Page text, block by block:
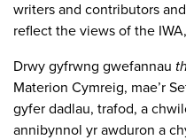
writers and contributors
reflect the views of the
Drwy gyfrwng gwefannau
Materion Cymreig, mae’r
gyfer dadlau, trafod, a
annibynnol yr awduron a